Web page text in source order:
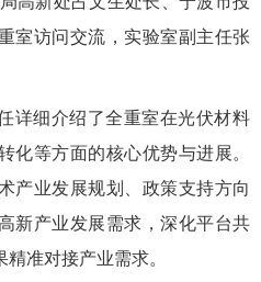
室访问交流，实验室副主任张
详细介绍了全重室在光伏材料
化等方面的核心优势与进展。
产业发展规划、政策支持方向
新产业发展需求，深化平台共
准对接产业需求。